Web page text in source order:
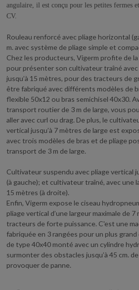
angulaire, il est conçu pour les petites fermes
CV.
Rouleau renforcé avec pliage horizontal
m. avec système de pliage simple et
Chez les producteurs, Vigerm profite de
pour présenter son cultivateur traîné avec
jusqu’à 15 mètres, pour des tracteurs de
être fabriqué avec différents modèles de
flexible 50x12 ou bras semichisel 40x30.
transport routier de 3 m de large, vous
aller avec curl ou drag. De plus, le
vertical jusqu’à 7 mètres de large est
avec trois modèles de bras et de pliage
transport de 3 m de large.
Cultivateur suspendu avec pliage vertical
(à gauche); et cultivateur traîné, avec une
15 mètres (à droite).
Enfin, Vigerm expose le ciseau
pliage vertical d’une largeur maximale de
tracteurs de forte puissance. C'est une
fabriquée en 3 rangées pour un plus
de type 40x40 monté avec un cylindre
surmonter des obstacles jusqu’à 45 cm.
provoquer de panne.